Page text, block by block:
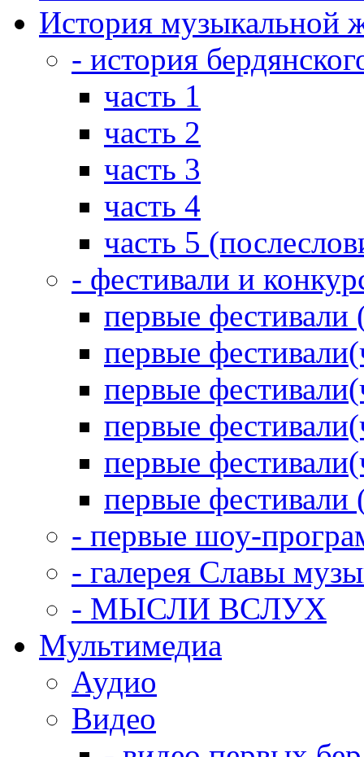
История музыкальной
- история
часть 1
часть 2
часть 3
часть 4
часть 5
- фестивали и
первые фестивали
первые
первые
первые
первые
первые фестивали
- первые шоу-
- галерея Славы
- МЫСЛИ ВСЛУХ
Мультимедиа
Аудио
Видео